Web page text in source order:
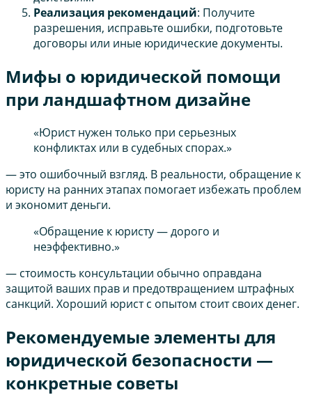
Реализация рекомендаций: Получите
разрешения, исправьте ошибки, подготовьте
договоры или иные юридические документы.
Мифы о юридической помощи
при ландшафтном дизайне
«Юрист нужен только при серьезных
конфликтах или в судебных спорах.»
— это ошибочный взгляд. В реальности, обращение к
юристу на ранних этапах помогает избежать проблем
и экономит деньги.
«Обращение к юристу — дорого и
неэффективно.»
— стоимость консультации обычно оправдана
защитой ваших прав и предотвращением штрафных
санкций. Хороший юрист с опытом стоит своих денег.
Рекомендуемые элементы для
юридической безопасности —
конкретные советы